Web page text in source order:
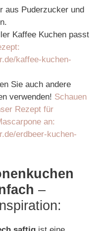
aus Puderzucker und
Kaffee Kuchen passt
kaffee-kuchen-
Sie auch andere
verwenden! Schauen
Rezept für
an:
erdbeer-kuchen-
–